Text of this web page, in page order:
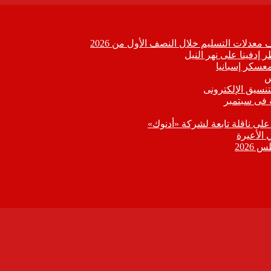
إدفينا على نهر النيل
إسبانيا
الإلكترونى
سبتمبر
على ناقلة تابعة لشركة «أدنوك»